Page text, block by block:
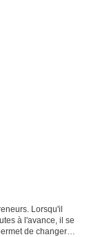
Lorsqu'il
à l'avance, il se
de changer